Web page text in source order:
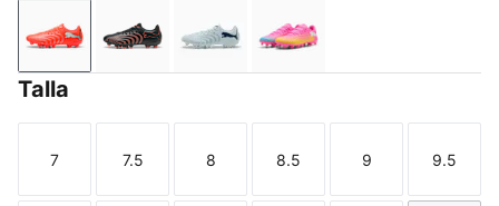
Glowing Red-PUMA White-PUMA Black-PUMA Silver
PUMA Black-Glowing Red-Strong Gray
Icy Blue-Blue Jewel
Poison Pink-Sun
Talla
Talla
7
Talla
7.5
Talla
8
Talla
8.5
Talla
9
Talla
9.5